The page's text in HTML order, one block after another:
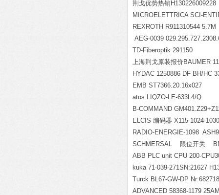
荆戈优势热销
MICROELETTRICA SCI-
REXROTH R911310544 5.7M
AEG-0039
TD-Fiberoptik 291150
上海荆戈原装报价BAUMER
HYDAC 1250886 DF BH/HC
EMB ST7366.20.16x027
atos LIQZO-LE-633L4/Q
B-COMMAND
ELCIS 编码器 X115-1024-
RADIO-ENERGIE-1098
SCHMERSAL 限位开关
ABB PLC unit CPU 200-
kuka 71-039-271SN:21627
Turck BL67-GW-DP
ADVANCED 58368-1179